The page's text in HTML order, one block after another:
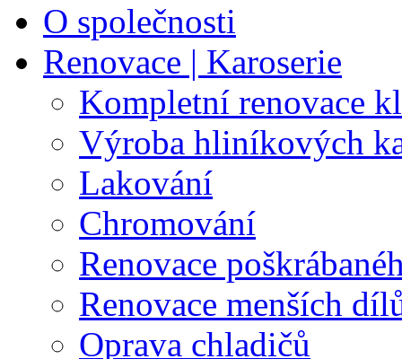
O společnosti
Renovace | Karoserie
Kompletní renovace
Výroba hliníkových
Lakování
Chromování
Renovace
Renovace menších
Oprava chladičů